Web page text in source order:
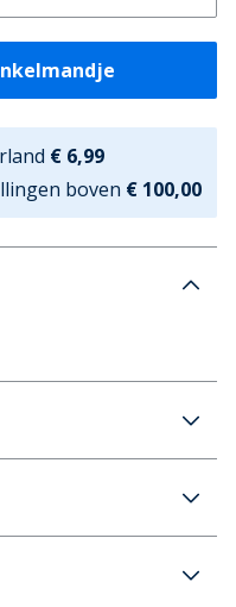
€ 6,99
boven € 100,00
Dames
(GRATIS vanaf €100)